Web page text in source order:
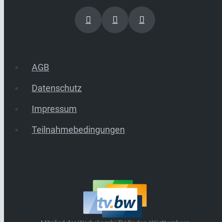
AGB
Datenschutz
Impressum
Teilnahmebedingungen